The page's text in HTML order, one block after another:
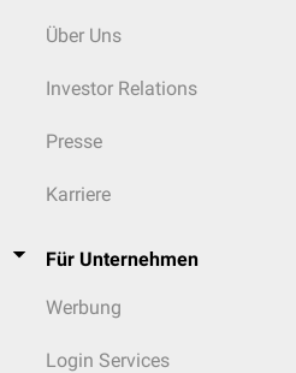
Über Uns
Investor Relations
Presse
Karriere
Für Unternehmen
Werbung
Login Services